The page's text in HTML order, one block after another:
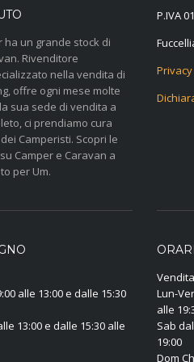
ha un grande stock di
Rivenditore
nella vendita di
offre ogni mese molte
sua sede di vendita a
ci prendiamo cura
Camperisti. Scopri le
Camper e Caravan a
per Um.
P.IVA
alle 13:00 e dalle 15:30
13:00 e dalle 15:30 alle
Lun-
alle
Sab
19:00
Dom